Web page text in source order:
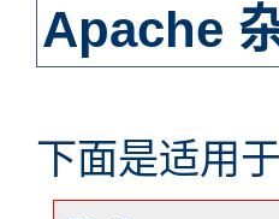
Apache
下面是适用